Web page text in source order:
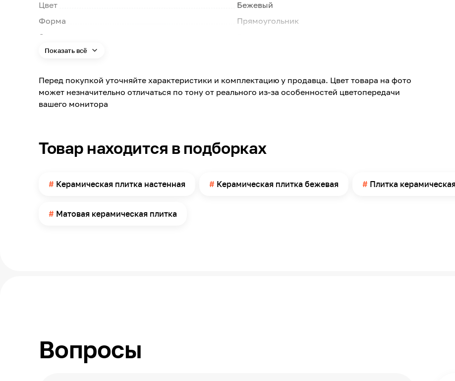
Цвет
Бежевый
Форма
Прямоугольник
Страна производства
Модельный ряд
Длина
200
Имитация товара
Камень
Масса
Показать всё
Перед покупкой уточняйте характеристики и комплектацию у продавца. Цвет товара на фото
может незначительно отличаться по тону от реального из-за особенностей цветопередачи
вашего монитора
Товар находится в подборках
Керамическая плитка настенная Керамическая плитка бежевая Плитка
Матовая керамическая плитка
Вопросы